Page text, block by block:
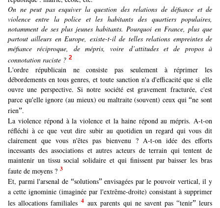
On ne peut pas esquiver la question des relations de défiance et de
violence entre la police et les habitants des quartiers populaires,
notamment de ses plus jeunes habitants. Pourquoi en France, plus que
partout ailleurs en Europe, existe-t-il de telles relations empreintes de
méfiance réciproque, de mépris, voire d’attitudes et de propos à
connotation raciste ? 2
L'ordre républicain ne consiste pas seulement à réprimer les
débordements en tous genres, et toute sanction n'a d'efficacité que si elle
ouvre une perspective. Si notre société est gravement fracturée, c'est
parce qu'elle ignore (au mieux) ou maltraite (souvent) ceux qui“ne sont
rien”.
La violence répond à la violence et la haine répond au mépris. A-t-on
réfléchi à ce que veut dire subir au quotidien un regard qui vous dit
clairement que vous n'êtes pas bienvenu ? A-t-on idée des efforts
incessants des associations et autres acteurs de terrain qui tentent de
maintenir un tissu social solidaire et qui finissent par baisser les bras
faute de moyens ? 3
Et, parmi l'arsenal de “solutions”envisagées par le pouvoir vertical, il y
a cette ignominie (imaginée par l'extrême-droite) consistant à supprimer
les allocations familiales4 aux parents qui ne savent pas “tenir”leurs